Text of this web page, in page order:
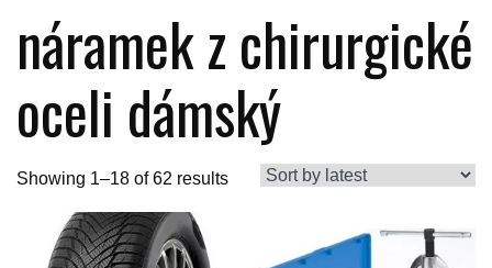
náramek z chirurgické
oceli dámský
Showing 1–18 of 62 results